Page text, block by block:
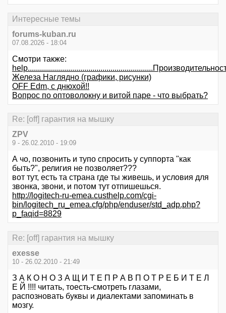
Интересные темы
forums-kuban.ru
07.08.2026 - 18:04
Смотри также:
Железа Наглядно (графики, рисунки)
OFF Edm, с днюхой!!
Вопрос по оптоволокну и витой паре - что выбрать?
Re: [off] гарантия на мышку
ZPV
9 - 26.02.2010 - 19:09
А чо, позвонить и тупо спросить у суппорта "как
быть?", религия не позволяет???
вот тут, есть та страна где ты живешь, и условия для
звонка, звони, и потом тут отпишешься.
http://logitech-ru-emea.custhelp.com/cgi-
bin/logitech_ru_emea.cfg/php/enduser/std_adp.php?
p_faqid=8829
Re: [off] гарантия на мышку
exesse
10 - 26.02.2010 - 21:49
З А К О Н О З А Щ И Т Е П Р А В П О Т Р Е Б И Т Е Л
Е Й !!!! читать, тоесть-смотреть глазами,
распозновать буквы и диалектами запоминать в
мозгу.